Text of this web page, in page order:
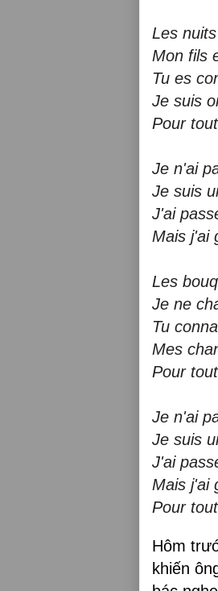
Les
Mon fils
Tu es
Je suis
Pour
Je n'ai
Je suis
J'ai
Mais j'ai
Les
Je ne
Tu
Mes
Pour
Je n'ai
Je suis
J'ai
Mais j'ai
Pour
Hôm
khiến